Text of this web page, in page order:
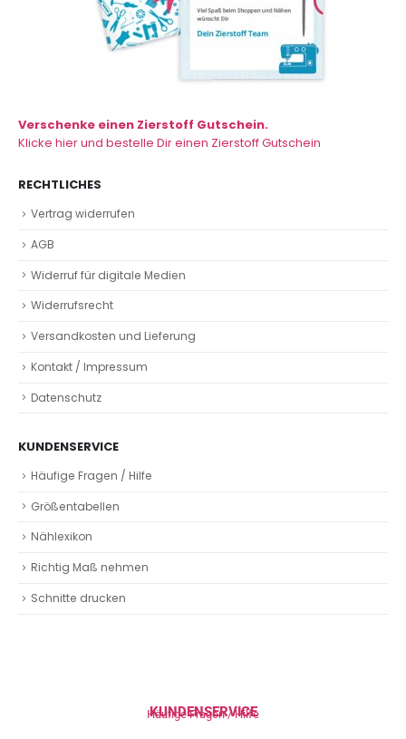
Verschenke einen Zierstoff Gutschein.
Klicke hier und bestelle Dir einen Zierstoff Gutschein
RECHTLICHES
Vertrag widerrufen
AGB
Widerruf für digitale Medien
Widerrufsrecht
Versandkosten und Lieferung
Kontakt / Impressum
Datenschutz
KUNDENSERVICE
Häufige Fragen / Hilfe
Größentabellen
Nählexikon
Richtig Maß nehmen
Schnitte drucken
KUNDENSERVICE
Häufige Fragen / Hilfe